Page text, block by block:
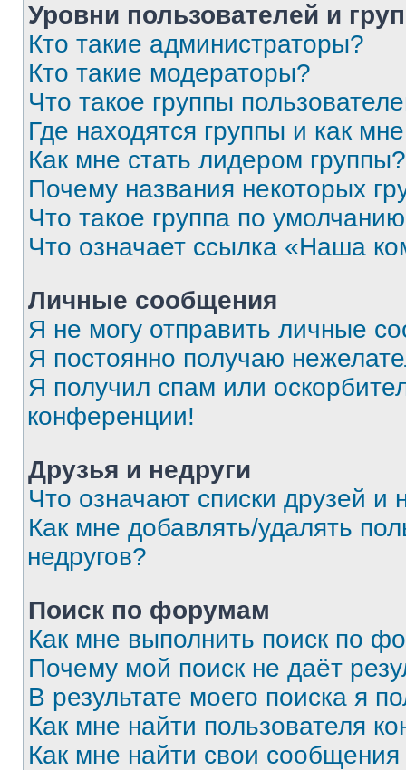
Уровни пользователей и
Кто такие администраторы?
Кто такие модераторы?
Что такое группы
Где находятся группы и как
Как мне стать лидером группы?
Почему названия некоторых
Что такое группа по
Что означает ссылка «Наша
Личные сообщения
Я не могу отправить личные
Я постоянно получаю
Я получил спам или
конференции!
Друзья и недруги
Что означают списки друзей и
Как мне добавлять/удалять
недругов?
Поиск по форумам
Как мне выполнить поиск по
Почему мой поиск не даёт
В результате моего поиска я
Как мне найти пользователя
Как мне найти свои